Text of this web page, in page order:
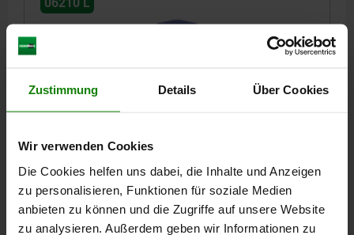
Zustimmung Details Über Cookies
Wir verwenden Cookies
Die Cookies helfen uns dabei, die Inhalte und Anzeigen
zu personalisieren, Funktionen für soziale Medien
anbieten zu können und die Zugriffe auf unsere Website
zu analysieren. Außerdem geben wir Informationen zu
VORSTEHENDER BUCHSE M10X30, D1=50, H=50,
FORM:L MIT AUßENGEWINDE, POLYAMID
ULTRAMARINBLAU RAL5002, KOMP:EDELSTAHL
1.4404
HÖHE=50 FORM=L GEWINDE=M10
AUSSENDURCHMESSER=50
GEWINDELÄNGE=30
D2=19 H2=32 H3=12